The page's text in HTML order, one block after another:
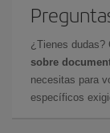
¿Tienes dudas?
sobre
necesitas para
específicos